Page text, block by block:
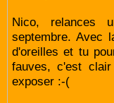
Nico, relances
septembre. Avec
d'oreilles et tu
fauves, c'est
exposer :-(